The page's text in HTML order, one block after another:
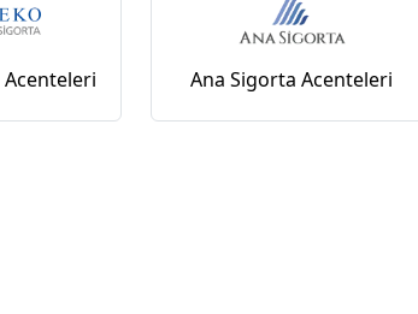
Ana Sigorta Acenteleri